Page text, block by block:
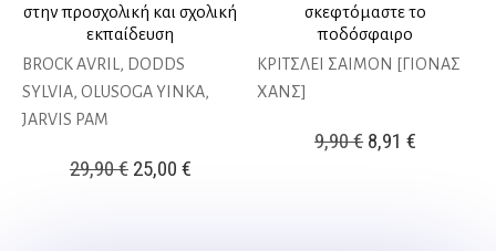
στην προσχολική και σχολική
εκπαίδευση
BROCK AVRIL, DODDS
SYLVIA, OLUSOGA YINKA,
JARVIS PAM
29,90€ Original
25,00 €Η
σκεφτόμαστε το
ποδόσφαιρο
ΚΡΙΤΣΛΕΙ ΣΑΙΜΟΝ [ΓΙΟΝΑΣ
ΧΑΝΣ]
9,90€ Original
8,91€